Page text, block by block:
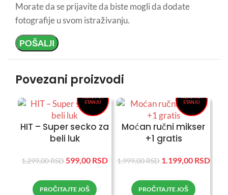
Morate da se prijavite da biste mogli da dodate
fotografije u svom istraživanju.
Povezani proizvodi
-54%
NEMA NA
STANJU
HIT – Super secko za
beli luk
1.299,00RSD 599,00 RSD
PROČITAJTE JOŠ
NEMA NA
STANJU
Moćan ručni mikser
+1 gratis
1.999,00RSD 1.199,00 RSD
PROČITAJTE JOŠ